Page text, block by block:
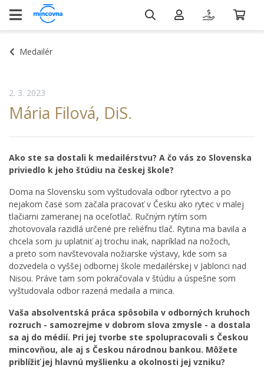
Medailér
Mária Filová, DiS.
2. 3. 2023
Ako ste sa dostali k medailérstvu? A čo vás zo Slovenska
priviedlo k jeho štúdiu na českej škole?
Doma na Slovensku som vyštudovala odbor rytectvo a po
nejakom čase som začala pracovať v Česku ako rytec v malej
tlačiarni zameranej na oceľotlač. Ručným rytím som
zhotovovala razidlá určené pre reliéfnu tlač. Rytina ma bavila a
chcela som ju uplatniť aj trochu inak, napríklad na nožoch,
a preto som navštevovala nožiarske výstavy, kde som sa
dozvedela o vyššej odbornej škole medailérskej v Jablonci nad
Nisou. Práve tam som pokračovala v štúdiu a úspešne som
vyštudovala odbor razená medaila a minca.
Vaša absolventská práca spôsobila v odborných kruhoch
rozruch - samozrejme v dobrom slova zmysle - a dostala
sa aj do médií. Pri jej tvorbe ste spolupracovali s Českou
mincovňou, ale aj s Českou národnou bankou. Môžete
priblížiť jej hlavnú myšlienku a okolnosti jej vzniku?